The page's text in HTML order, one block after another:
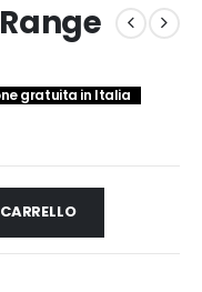
gratuita in Italia